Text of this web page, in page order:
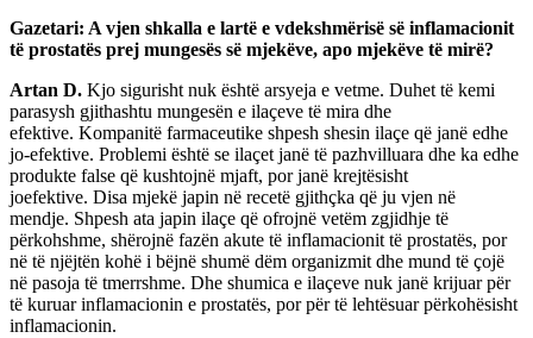
Gazetari: A vjen shkalla e lartë e vdekshmërisë së inflamacionit
të prostatës prej mungesës së mjekëve, apo mjekëve të mirë?
Artan D. Kjo sigurisht nuk është arsyeja e vetme. Duhet të kemi
parasysh gjithashtu mungesën e ilaçeve të mira dhe
efektive. Kompanitë farmaceutike shpesh shesin ilaçe që janë edhe
jo-efektive. Problemi është se ilaçet janë të pazhvilluara dhe ka edhe
produkte false që kushtojnë mjaft, por janë krejtësisht
joefektive. Disa mjekë japin në recetë gjithçka që ju vjen në
mendje. Shpesh ata japin ilaçe që ofrojnë vetëm zgjidhje të
përkohshme, shërojnë fazën akute të inflamacionit të prostatës, por
në të njëjtën kohë i bëjnë shumë dëm organizmit dhe mund të çojë
në pasoja të tmerrshme. Dhe shumica e ilaçeve nuk janë krijuar për
të kuruar inflamacionin e prostatës, por për të lehtësuar përkohësisht
inflamacionin.